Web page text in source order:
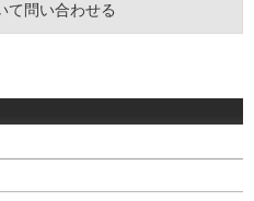
て問い合わせる